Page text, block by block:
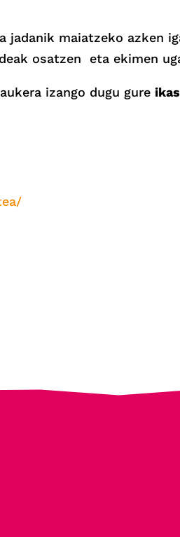
jadanik maiatzeko azken
osatzen eta ekimen
aukera izango dugu gure